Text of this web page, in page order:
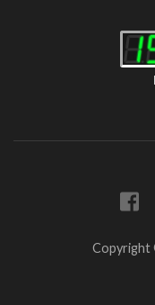
Copyright